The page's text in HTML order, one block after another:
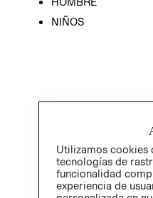
NIÑOS
Utilizamos cookies
tecnologías de
funcionalidad
experiencia de